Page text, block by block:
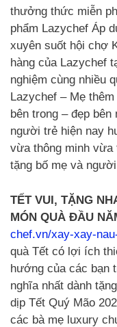
thưởng thức miễn
phẩm Lazychef Áp
xuyên suốt hội chợ
hàng của Lazychef
nghiệm cùng nhiều
Lazychef – Mẹ
bên trong – đẹp
người trẻ hiện nay
vừa thông minh vừa
tặng bố mẹ và
TẾT VUI, TẶNG
MÓN QUÀ ĐẦU
chef.vn/xay-xay-
quà Tết có lợi ích
hướng của các bạn
nghĩa nhất dành
dịp Tết Quý Mão
các bà mẹ luxury